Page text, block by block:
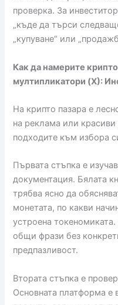
проверка. За
„къде да търси
„купуване“ или
Как да намерите
мултипликатори (X):
На крипто пазара е
на реклама или
подходите към избора
Първата стъпка е
документация. Бялата
трябва ясно да
монетата, по какви
устроена
общи фрази без
предпазливост.
Втората стъпка е
Основната платформа е